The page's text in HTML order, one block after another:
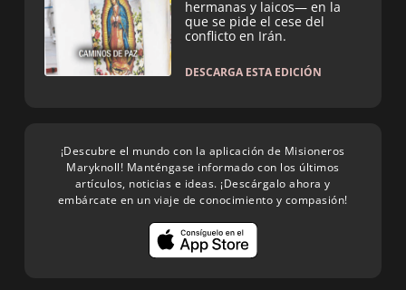
hermanas y laicos— en la
que se pide el cese del
conflicto en Irán.
DESCARGA ESTA EDICIÓN
¡Descubre el mundo con la aplicación de Misioneros
Maryknoll! Manténgase informado con los últimos
artículos, noticias e ideas. ¡Descárgalo ahora y
embárcate en un viaje de conocimiento y compasión!